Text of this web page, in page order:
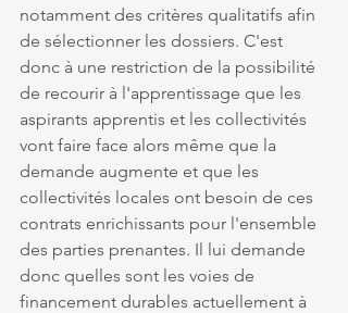
notamment des critères qualitatifs afin
de sélectionner les dossiers. C'est
donc à une restriction de la possibilité
de recourir à l'apprentissage que les
aspirants apprentis et les collectivités
vont faire face alors même que la
demande augmente et que les
collectivités locales ont besoin de ces
contrats enrichissants pour l'ensemble
des parties prenantes. Il lui demande
donc quelles sont les voies de
financement durables actuellement à